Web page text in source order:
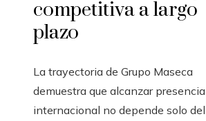
competitiva a largo
plazo
La trayectoria de Grupo Maseca
demuestra que alcanzar presencia
internacional no depende solo del